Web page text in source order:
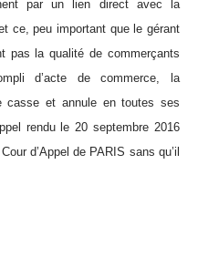
par un lien direct avec la
ce, peu important que le gérant
pas la qualité de commerçants
d’acte de commerce, la
casse et annule en toutes ses
rendu le 20 septembre 2016
d’Appel de PARIS sans qu’il